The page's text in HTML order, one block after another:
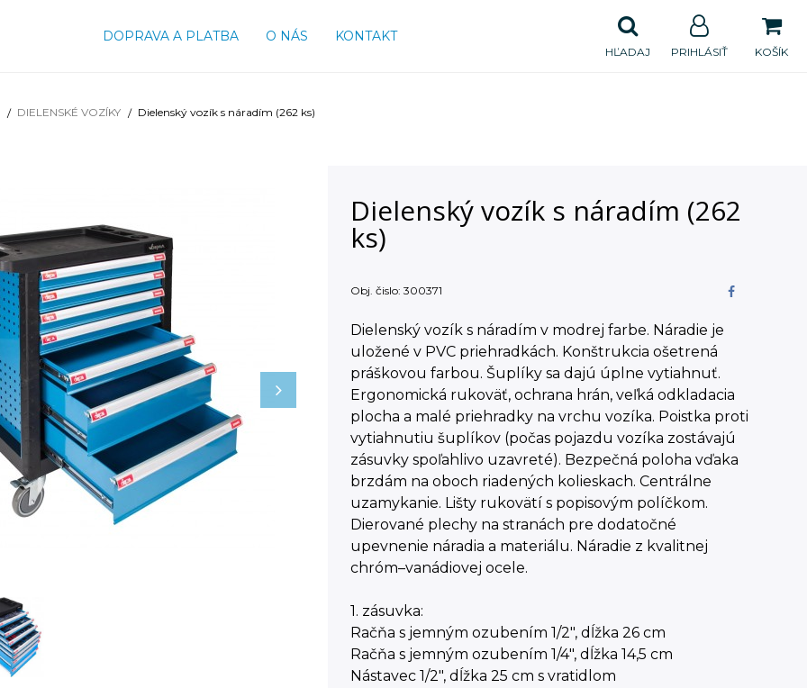
DOPRAVA A PLATBA O NÁS KONTAKT
KOŠÍK
PRIHLÁSIŤ
HĽADAJ
DIELENSKÉ VOZÍKY Dielenský vozík s náradím (262 ks)
Dielenský vozík s náradím (262
ks)
Obj. čislo: 300371
Dielenský vozík s náradím v modrej farbe. Náradie je
uložené v PVC priehradkách. Konštrukcia ošetrená
práškovou farbou. Šuplíky sa dajú úplne vytiahnuť.
Ergonomická rukoväť, ochrana hrán, veľká odkladacia
plocha a malé priehradky na vrchu vozíka. Poistka proti
vytiahnutiu šuplíkov (počas pojazdu vozíka zostávajú
zásuvky spoľahlivo uzavreté). Bezpečná poloha vďaka
brzdám na oboch riadených kolieskach. Centrálne
uzamykanie. Lišty rukovätí s popisovým políčkom.
Dierované plechy na stranách pre dodatočné
upevnenie náradia a materiálu. Náradie z kvalitnej
chróm–vanádiovej ocele.
1. zásuvka:
Račňa s jemným ozubením 1/2", dĺžka 26 cm
Račňa s jemným ozubením 1/4", dĺžka 14,5 cm
Nástavec 1/2", dĺžka 25 cm s vratidlom